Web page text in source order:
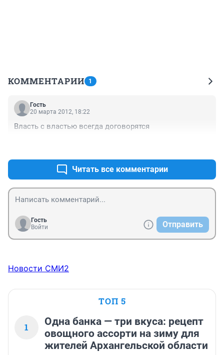
КОММЕНТАРИИ 1
Гость
20 марта 2012, 18:22
Власть с властью всегда договорятся
Читать все комментарии
Гость
Войти
Отправить
Новости СМИ2
ТОП 5
1
Одна банка — три вкуса: рецепт
овощного ассорти на зиму для
жителей Архангельской области